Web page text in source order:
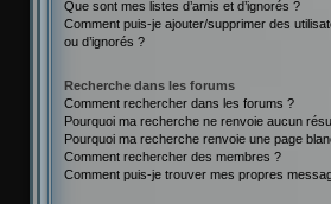
Que sont mes listes d’amis et d’ignorés ?
Comment puis-je ajouter/supprimer des
ou d’ignorés ?
Recherche dans les forums
Comment rechercher dans les forums ?
Pourquoi ma recherche ne renvoie aucun
Pourquoi ma recherche renvoie une page
Comment rechercher des membres ?
Comment puis-je trouver mes propres